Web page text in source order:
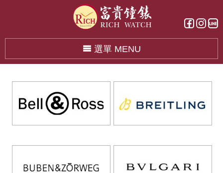
選單 MENU